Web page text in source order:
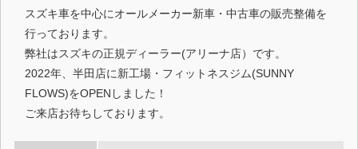
スズキ車を中心にオールメーカー新車・中古車の販売整備を
行っております。
弊社はスズキの正規ディーラー(アリーナ店）です。
2022年、半田店に新工場・フィットネスジム(SUNNY
FLOWS)をOPENしました！
ご来店お待ちしております。